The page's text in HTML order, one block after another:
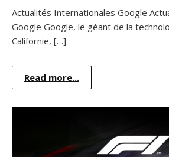
Actualités Internationales Google
Google Google, le géant de la
Californie, […]
Read more...